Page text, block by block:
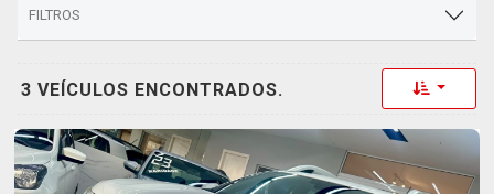
FILTROS
3 VEÍCULOS ENCONTRADOS. Toggle